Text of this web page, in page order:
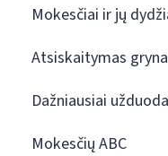
Mokesčiai ir jų
Atsiskaitymas
Dažniausiai
Mokesčių ABC